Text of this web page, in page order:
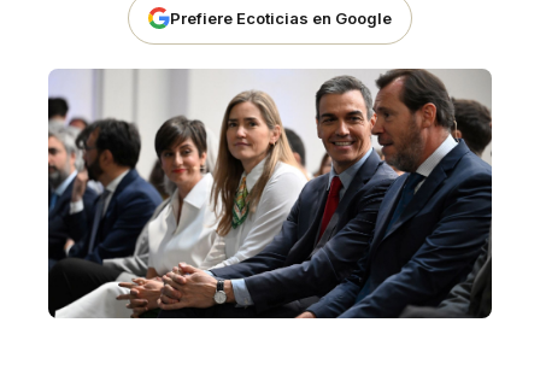
Prefiere Ecoticias en Google